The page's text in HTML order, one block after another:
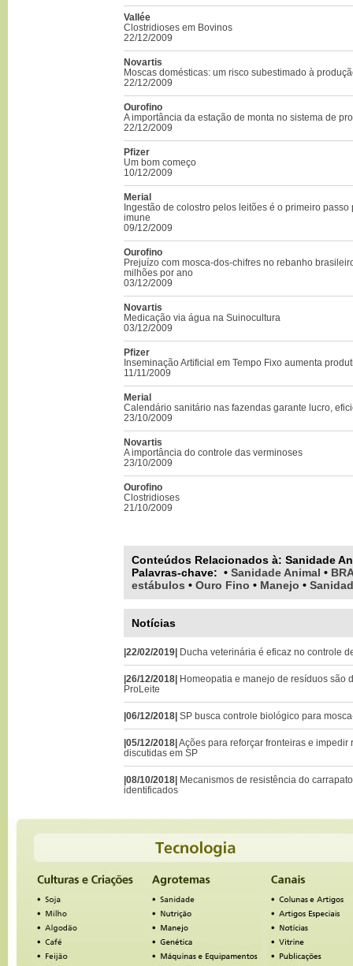
Vallée
Clostridioses em Bovinos
22/12/2009
Novartis
Moscas domésticas: um risco subestimado à
22/12/2009
Ourofino
A importância da estação de monta no sistema de
22/12/2009
Pfizer
Um bom começo
10/12/2009
Merial
Ingestão de colostro pelos leitões é o primeiro
imune
09/12/2009
Ourofino
Prejuízo com mosca-dos-chifres no rebanho
milhões por ano
03/12/2009
Novartis
Medicação via água na Suinocultura
03/12/2009
Pfizer
Inseminação Artificial em Tempo Fixo aumenta
11/11/2009
Merial
Calendário sanitário nas fazendas garante lucro,
23/10/2009
Novartis
A importância do controle das verminoses
23/10/2009
Ourofino
Clostridioses
21/10/2009
Conteúdos Relacionados à: Sanidade
Palavras-chave: • Sanidade Animal •
estábulos • Ouro Fino • Manejo •
Notícias
|22/02/2019| Ducha veterinária é eficaz no controle
|26/12/2018| Homeopatia e manejo de resíduos são
ProLeite
|06/12/2018| SP busca controle biológico para
|05/12/2018|Ações para reforçar fronteiras e impedir
discutidas em SP
|08/10/2018| Mecanismos de resistência do
identificados